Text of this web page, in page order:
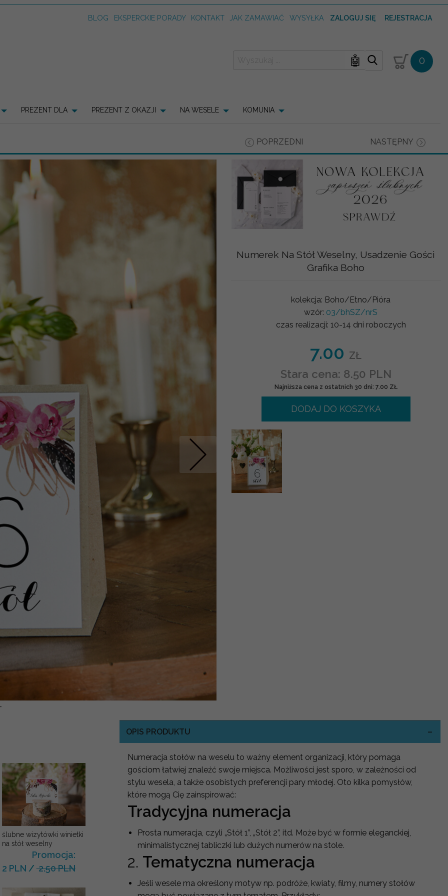
BLOG EKSPERCKIE PORADY KONTAKT JAK ZAMAWIAĆ WYSYŁKA ZALOGUJ SIĘ REJESTRACJA
🤖 0
PREZENT DLA PREZENT Z OKAZJI NA WESELE KOMUNIA
POPRZEDNI NASTĘPNY
Nastepne
Numerek Na Stół Weselny, Usadzenie Gości
Grafika Boho
kolekcja: Boho/Etno/Pióra
wzór: 03/bhSZ/nrS
czas realizacji: 10-14 dni roboczych
7.00 ZŁ
Stara cena: 8.50 PLN
Najniższa cena z ostatnich 30 dni: 7.00 ZŁ
DODAJ DO KOSZYKA
ślubne wizytówki winietki
na stół weselny
Promocja:
2 PLN /2.50 PLN
OPIS PRODUKTU
Numeracja stołów na weselu to ważny element organizacji, który pomaga
gościom łatwiej znaleźć swoje miejsca. Możliwości jest sporo, w zależności od
stylu wesela, a także osobistych preferencji pary młodej. Oto kilka pomysłów,
które mogą Cię zainspirować:
Tradycyjna numeracja
Prosta numeracja, czyli „Stół 1”, „Stół 2”, itd. Może być w formie eleganckiej,
minimalistycznej tabliczki lub dużych numerów na stole.
2. Tematyczna numeracja
Jeśli wesele ma określony motyw np. podróże, kwiaty, filmy, numery stołów